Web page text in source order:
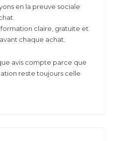
en la preuve sociale
claire, gratuite et
chaque achat.
avis compte parce que
reste toujours celle